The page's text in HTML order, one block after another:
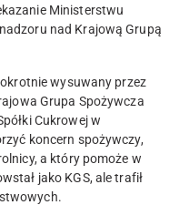
Ministerstwu
nad Krajową Grupą
wysuwany przez
Grupa Spożywcza
Cukrowej w
koncern spożywczy,
a który pomoże w
jako KGS, ale trafił